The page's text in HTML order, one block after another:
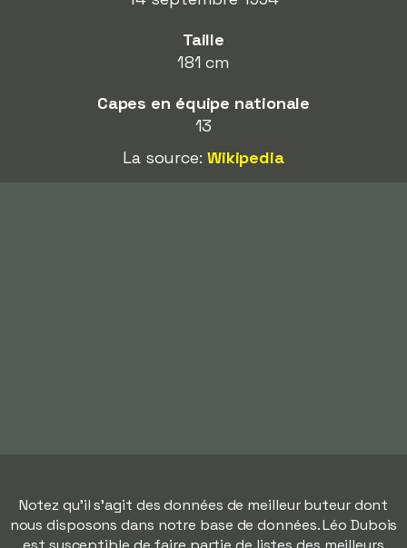
Taille
181 cm
Capes en équipe nationale
13
La source: Wikipedia
Notez qu'il s'agit des données de meilleur buteur dont
nous disposons dans notre base de données. Léo Dubois